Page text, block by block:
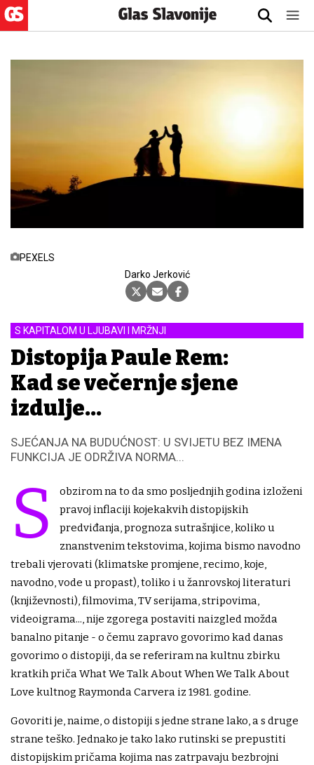
PEXELS
Darko Jerković
S KAPITALOM U LJUBAVI I MRŽNJI
Distopija Paule Rem:
Kad se večernje sjene
izdulje...
SJEĆANJA NA BUDUĆNOST: U SVIJETU BEZ IMENA
FUNKCIJA JE ODRŽIVA NORMA...
S
obzirom na to da smo posljednjih godina izloženi
pravoj inflaciji kojekakvih distopijskih
predviđanja, prognoza sutrašnjice, koliko u
znanstvenim tekstovima, kojima bismo navodno
trebali vjerovati (klimatske promjene, recimo, koje,
navodno, vode u propast), toliko i u žanrovskoj literaturi
(književnosti), filmovima, TV serijama, stripovima,
videoigrama..., nije zgorega postaviti naizgled možda
banalno pitanje - o čemu zapravo govorimo kad danas
govorimo o distopiji, da se referiram na kultnu zbirku
kratkih priča What We Talk About When We Talk About
Love kultnog Raymonda Carvera iz 1981. godine.
Govoriti je, naime, o distopiji s jedne strane lako, a s druge
strane teško. Jednako je tako lako rutinski se prepustiti
distopijskim pričama kojima nas zatrpavaju bezbrojni